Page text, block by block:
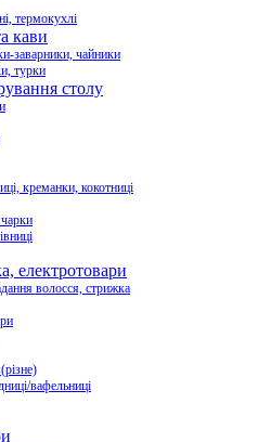
термокухлі
кави
заварники, чайники
турки
столу
креманки, кокотниці
електротовари
волосся, стрижка
вафельниці